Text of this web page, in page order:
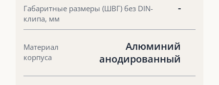
Габаритные размеры (ШВГ) без DIN-
клипа, мм
-
Материал
корпуса
Алюминий
анодированный